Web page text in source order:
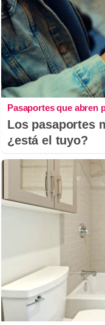
Pasaportes que abren
Los pasaportes
¿está el tuyo?